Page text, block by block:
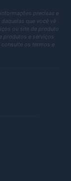
precisas e
que você vê
ou site de produto
produtos e serviços
consulte os termos e